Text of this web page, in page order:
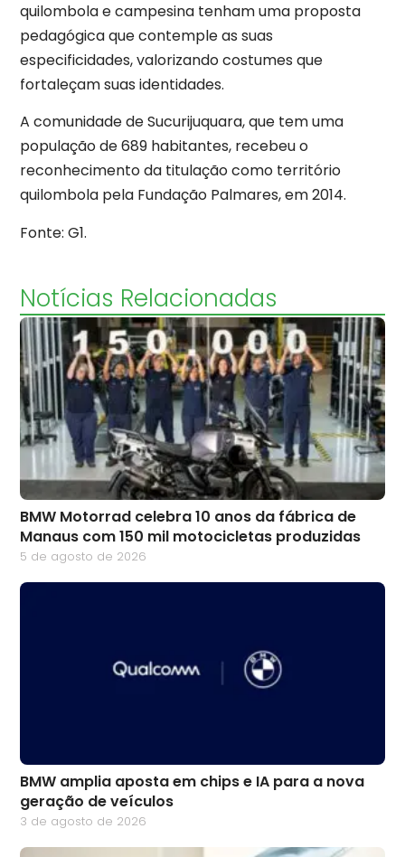
quilombola e campesina tenham uma proposta
pedagógica que contemple as suas
especificidades, valorizando costumes que
fortaleçam suas identidades.
A comunidade de Sucurijuquara, que tem uma
população de 689 habitantes, recebeu o
reconhecimento da titulação como território
quilombola pela Fundação Palmares, em 2014.
Fonte: G1.
Notícias Relacionadas
BMW Motorrad celebra 10 anos da fábrica de
Manaus com 150 mil motocicletas produzidas
5 de agosto de 2026
BMW amplia aposta em chips e IA para a nova
geração de veículos
3 de agosto de 2026